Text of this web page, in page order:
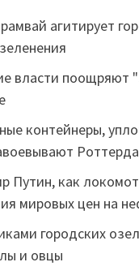
агитирует
власти поощряют
контейнеры,
Путин, как
мировых цен на
городских
и овцы